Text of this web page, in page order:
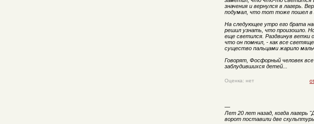
значения и вернулся в лагерь.
подумал, что тот тоже пошел в
На следующее утро его брата
решил узнать, что произошло.
еще светился. Раздвинув ветки
что он помнил, - как все
существо пальцами жарило
Говорят, Фосфорный человек
заблудившихся детей...
Оценка: нет
—
Лет 20 лет назад, когда лагерь
ворот поставили две